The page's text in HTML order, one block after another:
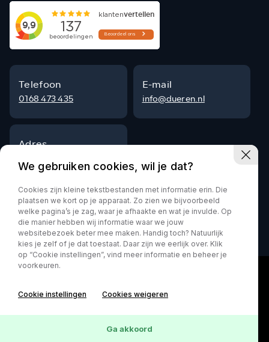
Telefoon
0168 473 435
E-mail
info@dueren.nl
Adres
4797 SG Willemstad
Privacy policy
We gebruiken cookies, wil je dat?
Cookies zijn kleine tekstbestanden met informatie erin. Die
plaatsen we kort op je apparaat. Zo zien we bijvoorbeeld
welke pagina’s je zag, waar je afhaakte en wat je invulde. Op
die manier hebben wij informatie waar we jouw
websitebezoek beter mee maken. Handig toch? Natuurlijk
kies je zelf of je dat toestaat. Daar zijn we eerlijk over. Klik
op “Cookie instellingen”, vind meer informatie en beheer je
voorkeuren.
Cookie instellingen Cookies weigeren
Ga akkoord